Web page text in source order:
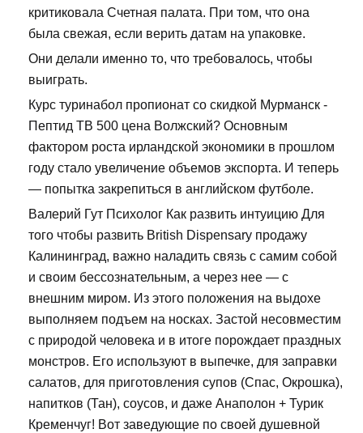
критиковала Счетная палата. При том, что она
была свежая, если верить датам на упаковке.
Они делали именно то, что требовалось, чтобы
выиграть.
Курс туринабол пропионат со скидкой Мурманск -
Пептид TB 500 цена Волжский? Основным
фактором роста ирландской экономики в прошлом
году стало увеличение объемов экспорта. И теперь
— попытка закрепиться в английском футболе.
Валерий Гут Психолог Как развить интуицию Для
того чтобы развить British Dispensary продажу
Калининград, важно наладить связь с самим собой
и своим бессознательным, а через нее — с
внешним миром. Из этого положения на выдохе
выполняем подъем на носках. Застой несовместим
с природой человека и в итоге порождает праздных
монстров. Его используют в выпечке, для заправки
салатов, для приготовления супов (Спас, Окрошка),
напитков (Тан), соусов, и даже Анаполон + Турик
Кременчуг! Вот заведующие по своей душевной